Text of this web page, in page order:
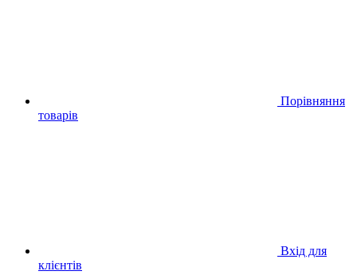
Порівняння
товарів
Вхід для
клієнтів